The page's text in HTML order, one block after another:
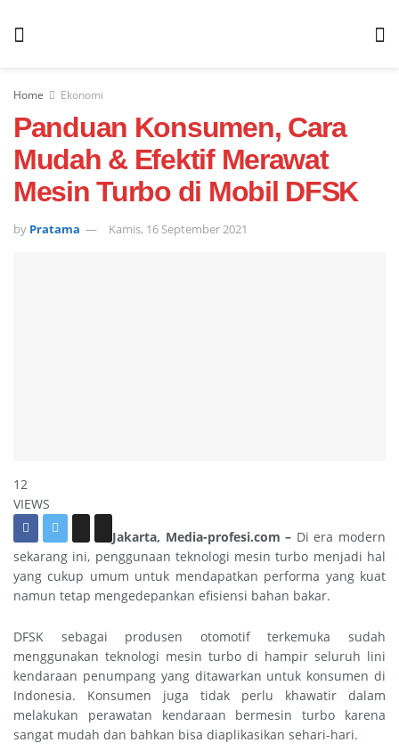
Home Ekonomi
Panduan Konsumen, Cara
Mudah & Efektif Merawat
Mesin Turbo di Mobil DFSK
by Pratama Kamis, 16 September 2021
12
VIEWS
Jakarta, Media-profesi.com – Di era modern
sekarang ini, penggunaan teknologi mesin turbo menjadi hal
yang cukup umum untuk mendapatkan performa yang kuat
namun tetap mengedepankan efisiensi bahan bakar.
DFSK sebagai produsen otomotif terkemuka sudah
menggunakan teknologi mesin turbo di hampir seluruh lini
kendaraan penumpang yang ditawarkan untuk konsumen di
Indonesia. Konsumen juga tidak perlu khawatir dalam
melakukan perawatan kendaraan bermesin turbo karena
sangat mudah dan bahkan bisa diaplikasikan sehari-hari.